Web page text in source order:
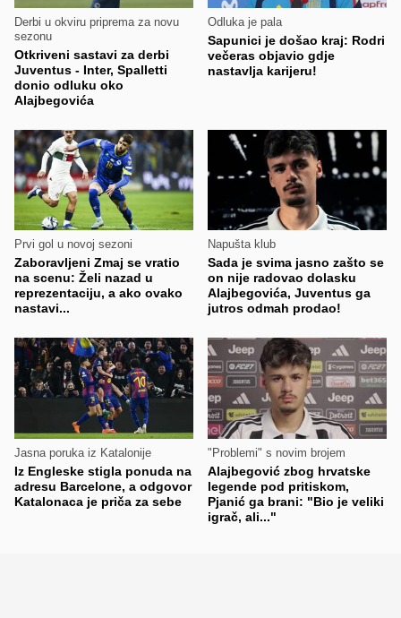
Derbi u okviru priprema za novu
sezonu
Otkriveni sastavi za derbi
Juventus - Inter, Spalletti
donio odluku oko
Alajbegovića
Odluka je pala
Sapunici je došao kraj: Rodri
večeras objavio gdje
nastavlja karijeru!
Prvi gol u novoj sezoni
Zaboravljeni Zmaj se vratio
na scenu: Želi nazad u
reprezentaciju, a ako ovako
nastavi...
Napušta klub
Sada je svima jasno zašto se
on nije radovao dolasku
Alajbegovića, Juventus ga
jutros odmah prodao!
Jasna poruka iz Katalonije
Iz Engleske stigla ponuda na
adresu Barcelone, a odgovor
Katalonaca je priča za sebe
"Problemi" s novim brojem
Alajbegović zbog hrvatske
legende pod pritiskom,
Pjanić ga brani: "Bio je veliki
igrač, ali..."